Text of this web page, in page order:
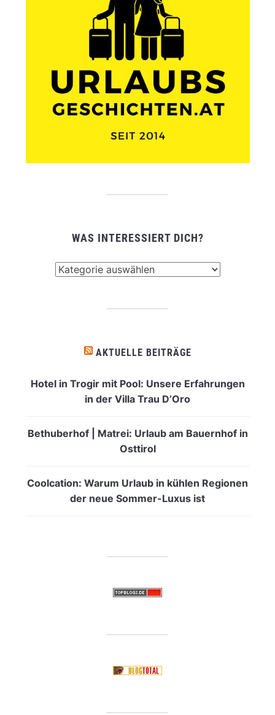
WAS INTERESSIERT DICH?
AKTUELLE BEITRÄGE
Hotel in Trogir mit Pool: Unsere Erfahrungen
in der Villa Trau D’Oro
Bethuberhof | Matrei: Urlaub am Bauernhof in
Osttirol
Coolcation: Warum Urlaub in kühlen Regionen
der neue Sommer-Luxus ist